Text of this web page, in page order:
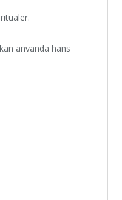
använda hans